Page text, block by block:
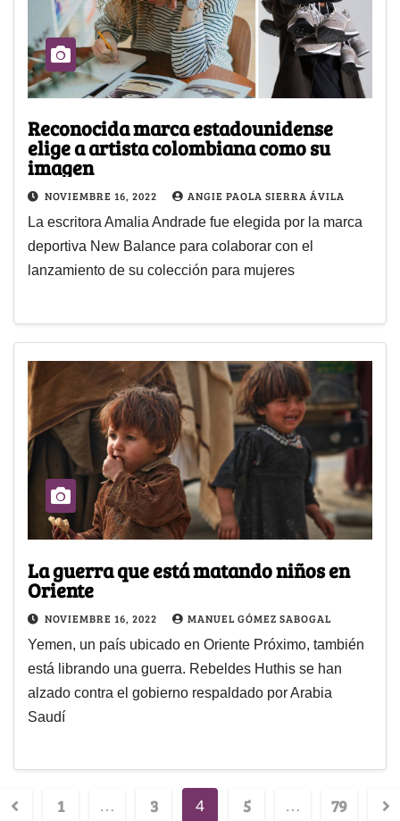
Reconocida marca estadounidense
elige a artista colombiana como su
imagen
NOVIEMBRE 16, 2022 ANGIE PAOLA SIERRA ÁVILA
La escritora Amalia Andrade fue elegida por la marca
deportiva New Balance para colaborar con el
lanzamiento de su colección para mujeres
La guerra que está matando niños en
Oriente
NOVIEMBRE 16, 2022 MANUEL GÓMEZ SABOGAL
Yemen, un país ubicado en Oriente Próximo, también
está librando una guerra. Rebeldes Huthis se han
alzado contra el gobierno respaldado por Arabia
Saudí
1 … 3 4 5 … 79